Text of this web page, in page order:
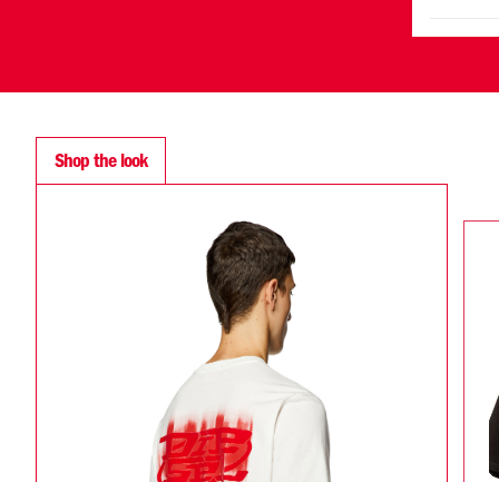
Shop the look